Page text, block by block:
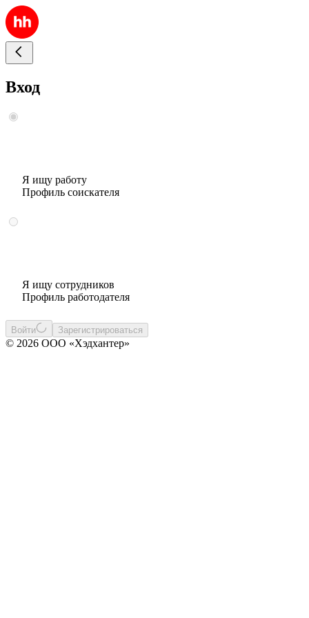
Вход
Я ищу работу
Профиль соискателя
Я ищу сотрудников
Профиль работодателя
Войти Зарегистрироваться
© 2026 ООО «Хэдхантер»